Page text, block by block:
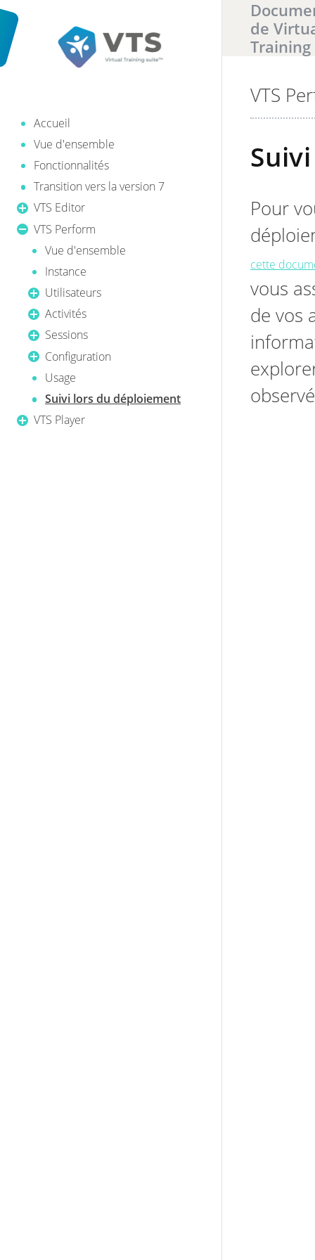
de
Training
Accueil
Vue d'ensemble
Fonctionnalités
Transition vers la version 7
VTS Editor
VTS Perform
Vue d'ensemble
Instance
Utilisateurs
Activités
Sessions
Configuration
Usage
Suivi lors du déploiement
VTS Player
Il y a0
VTS
Pour
cette
vous
de vos